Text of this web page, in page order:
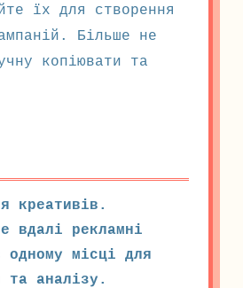
їх для створення
Більше не
копіювати та
креативів.
вдалі рекламні
одному місці для
та аналізу.